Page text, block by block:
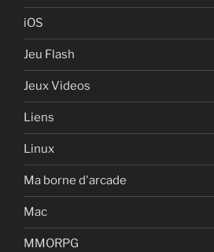
iOS
Jeu Flash
Jeux Videos
Liens
Linux
Ma borne d'arcade
Mac
MMORPG